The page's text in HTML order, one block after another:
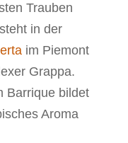
Trauben
in der
im Piemont
Grappa.
Barrique bildet
Aroma